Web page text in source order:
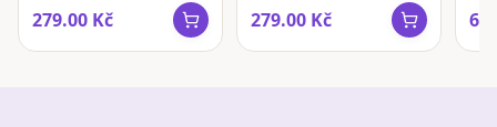
279.00 Kč 279.00 Kč